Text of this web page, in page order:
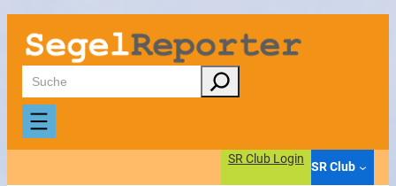
Zum
Inhalt
springen
Suchen
SR Club Login
SR Club